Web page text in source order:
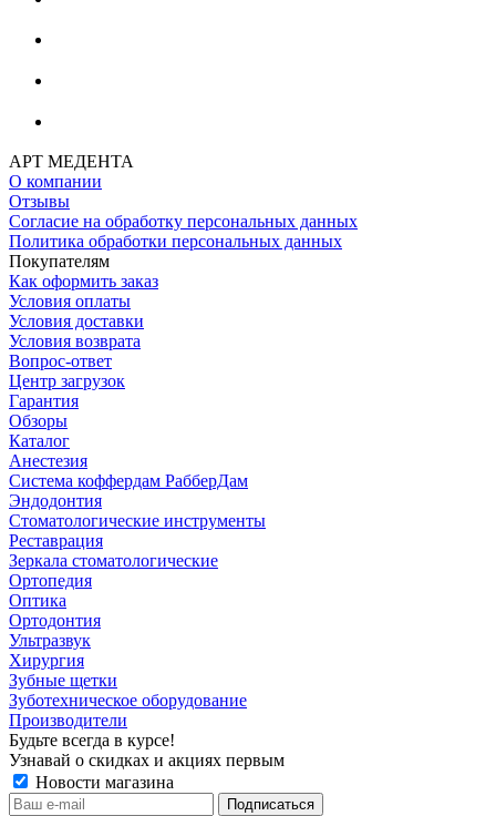
АРТ МЕДЕНТА
О компании
Отзывы
Согласие на обработку персональных данных
Политика обработки персональных данных
Покупателям
Как оформить заказ
Условия оплаты
Условия доставки
Условия возврата
Вопрос-ответ
Центр загрузок
Гарантия
Обзоры
Каталог
Анестезия
Система коффердам РабберДам
Эндодонтия
Стоматологические инструменты
Реставрация
Зеркала стоматологические
Ортопедия
Оптика
Ортодонтия
Ультразвук
Хирургия
Зубные щетки
Зуботехническое оборудование
Производители
Будьте всегда в курсе!
Узнавай о скидках и акциях первым
Новости магазина